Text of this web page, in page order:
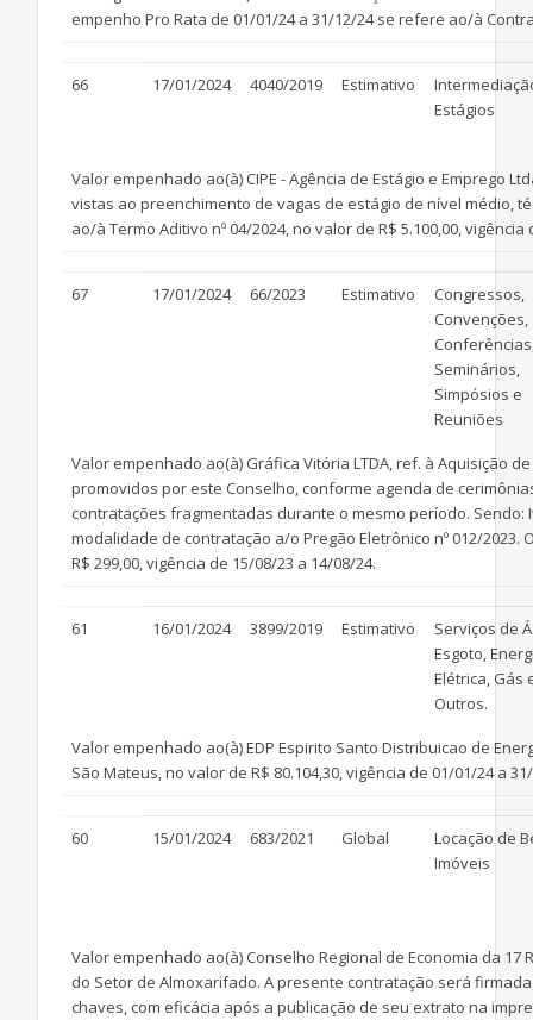
empenho Pro Rata de 01/01/24 a 31/12/24 se refere ao/à
66 17/01/2024 4040/2019 Estimativo
Estágios
Valor empenhado ao(à) CIPE - Agência de Estágio e Emprego
vistas ao preenchimento de vagas de estágio de nível médio,
ao/à Termo Aditivo nº 04/2024, no valor de R$ 5.100,00,
67 17/01/2024 66/2023 Estimativo
Congressos,
Convenções,
Seminários,
Simpósios e
Reuniões
Valor empenhado ao(à) Gráfica Vitória LTDA, ref. à Aquisição
promovidos por este Conselho, conforme agenda de
contratações fragmentadas durante o mesmo período. Sendo:
modalidade de contratação a/o Pregão Eletrônico nº 012/
R$ 299,00, vigência de 15/08/23 a 14/08/24.
61 16/01/2024 3899/2019 Estimativo
Serviços de
Esgoto,
Elétrica, Gás
Outros.
Valor empenhado ao(à) EDP Espirito Santo Distribuicao de
São Mateus, no valor de R$ 80.104,30, vigência de 01/01/24 a
60 15/01/2024 683/2021 Global
Locação de
Imóveis
Valor empenhado ao(à) Conselho Regional de Economia da 17
do Setor de Almoxarifado. A presente contratação será
chaves, com eficácia após a publicação de seu extrato na